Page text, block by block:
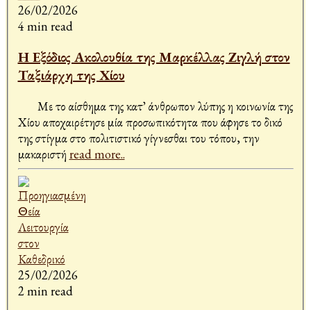
26/02/2026
4 min read
Η Εξόδιος Ακολουθία της Μαρκέλλας Ζιγλή στον
Ταξιάρχη της Χίου
Χίου αποχαιρέτησε μία προσωπικότητα που άφησε το δικό
της στίγμα στο πολιτιστικό γίγνεσθαι του τόπου, την
μακαριστή read more..
25/02/2026
2 min read